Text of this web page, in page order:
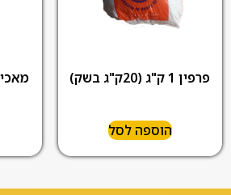
פרפין 1 ק"ג (20ק"ג בשק)
הוספה לסל